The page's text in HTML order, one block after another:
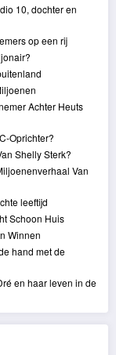
10, dochter en
op een rij
Achter Heuts
Oprichter?
Shelly Sterk?
Van
leeftijd
Schoon Huis
Winnen
hand met de
en haar leven in de